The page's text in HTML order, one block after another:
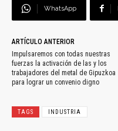
WhatsApp
ARTÍCULO ANTERIOR
Impulsaremos con todas nuestras
fuerzas la activación de las y los
trabajadores del metal de Gipuzkoa
para lograr un convenio digno
TAGS INDUSTRIA